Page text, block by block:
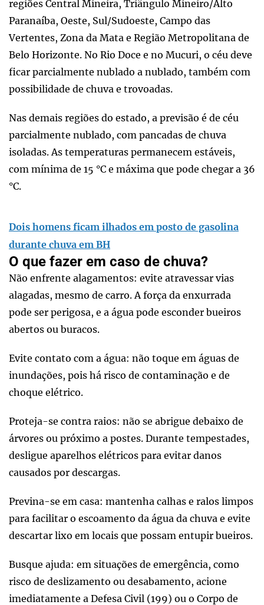
regiões Central Mineira, Triângulo Mineiro/Alto
Paranaíba, Oeste, Sul/Sudoeste, Campo das
Vertentes, Zona da Mata e Região Metropolitana de
Belo Horizonte. No Rio Doce e no Mucuri, o céu deve
ficar parcialmente nublado a nublado, também com
possibilidade de chuva e trovoadas.
Nas demais regiões do estado, a previsão é de céu
parcialmente nublado, com pancadas de chuva
isoladas. As temperaturas permanecem estáveis,
com mínima de 15 °C e máxima que pode chegar a 36
°C.
Dois homens ficam ilhados em posto de gasolina
durante chuva em BH
O que fazer em caso de chuva?
Não enfrente alagamentos: evite atravessar vias
alagadas, mesmo de carro. A força da enxurrada
pode ser perigosa, e a água pode esconder bueiros
abertos ou buracos.
Evite contato com a água: não toque em águas de
inundações, pois há risco de contaminação e de
choque elétrico.
Proteja-se contra raios: não se abrigue debaixo de
árvores ou próximo a postes. Durante tempestades,
desligue aparelhos elétricos para evitar danos
causados por descargas.
Previna-se em casa: mantenha calhas e ralos limpos
para facilitar o escoamento da água da chuva e evite
descartar lixo em locais que possam entupir bueiros.
Busque ajuda: em situações de emergência, como
risco de deslizamento ou desabamento, acione
imediatamente a Defesa Civil (199) ou o Corpo de